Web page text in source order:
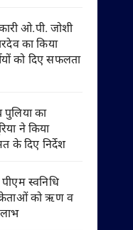
ओ.पी. जोशी
का किया
को दिए सफलता
का
ने किया
के दिए निर्देश
स्वनिधि
को ऋण व
लाभ